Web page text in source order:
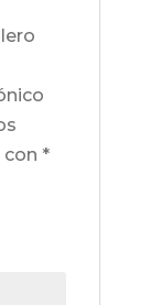
*